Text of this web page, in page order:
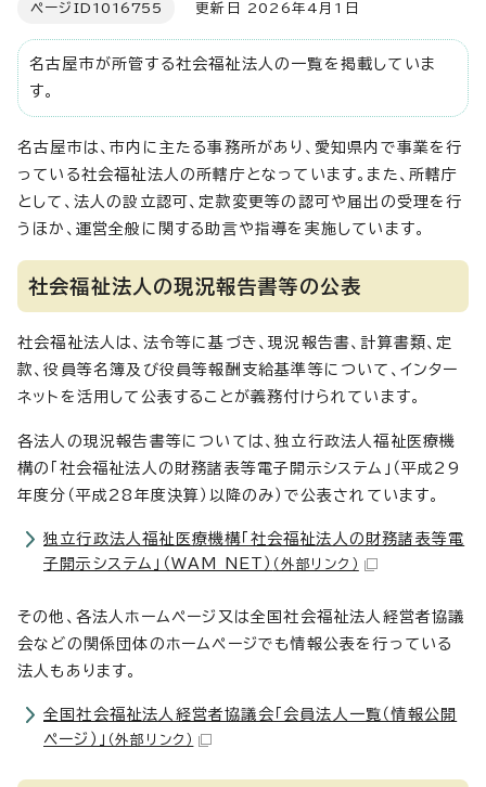
ページID 1016755 更新日 2026年4月1日
名古屋市が所管する社会福祉法人の一覧を掲載していま
す。
名古屋市は、市内に主たる事務所があり、愛知県内で事業を行
っている社会福祉法人の所轄庁となっています。また、所轄庁
として、法人の設立認可、定款変更等の認可や届出の受理を行
うほか、運営全般に関する助言や指導を実施しています。
社会福祉法人の現況報告書等の公表
社会福祉法人は、法令等に基づき、現況報告書、計算書類、定
款、役員等名簿及び役員等報酬支給基準等について、インター
ネットを活用して公表することが義務付けられています。
各法人の現況報告書等については、独立行政法人福祉医療機
構の「社会福祉法人の財務諸表等電子開示システム」（平成29
年度分（平成28年度決算）以降のみ）で公表されています。
独立行政法人福祉医療機構「社会福祉法人の財務諸表等電
子開示システム」（WAM NET） （外部リンク）
その他、各法人ホームページ又は全国社会福祉法人経営者協議
会などの関係団体のホームページでも情報公表を行っている
法人もあります。
全国社会福祉法人経営者協議会「会員法人一覧（情報公開
ページ）」 （外部リンク）